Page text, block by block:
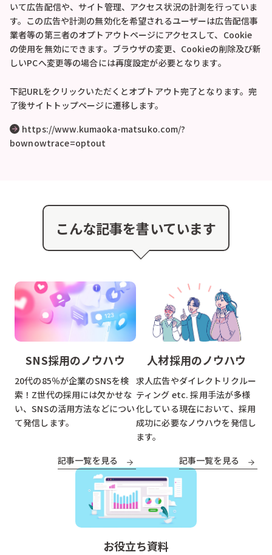
いて広告配信や、サイト管理、アクセス状況の計測を行っていま
す。この広告や計測の無効化を希望されるユーザーは広告配信事
業者等の第三者のオプトアウトページにアクセスして、Cookie
の使用を無効にできます。ブラウザの変更、Cookieの削除及び新
しいPCへ変更等の場合には再度設定が必要となります。
下記URLをクリックいただくとオプトアウト完了となります。完
了後サイトトップページに遷移します。
https://www.kumaoka-matsuko.com/?
bownowtrace=optout
こんな記事を書いています
SNS採用のノウハウ
20代の85％が企業のSNSを検
索！Z世代の採用には欠かせな
い、SNSの活用方法などについ
て発信します。
記事一覧を見る
人材採用のノウハウ
求人広告やダイレクトリクルー
ティング etc. 採用手法が多様
化している現在において、採用
成功に必要なノウハウを発信し
ます。
記事一覧を見る
お役立ち資料